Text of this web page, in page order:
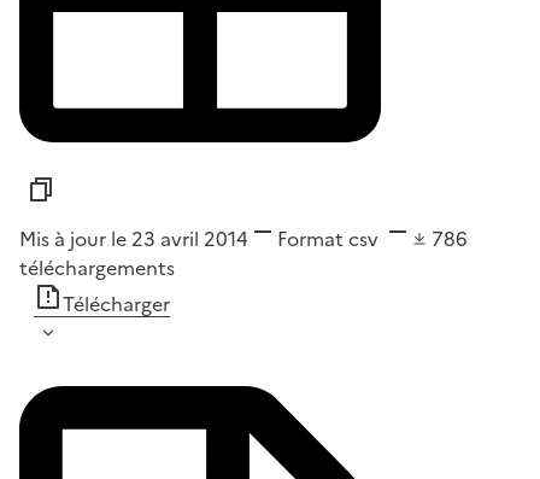
Mis à jour le 23 avril 2014 Format csv
786
téléchargements
Télécharger